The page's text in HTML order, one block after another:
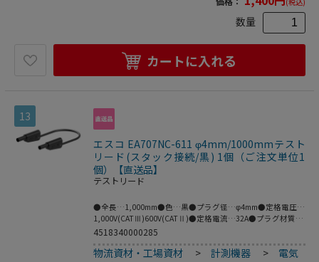
保守メンテナンス用途等に需要があります。●梱包サイ
数量
カートに入れる
13
エスコ EA707NC-611 φ4mm/1000mmテスト
リード(スタック接続/黒) 1個（ご注文単位1
個）【直送品】
テストリード
●全長…1,000mm●色…黒●プラグ径…φ4mm●定格電圧…
1,000V(CATⅢ)600V(CATⅡ)●定格電流…32A●プラグ材質…
金●ケーブル材質…PVC●フレキシブルなケーブルの両端に
MULTILAMプラグ付きテストリード。●※プラグとソケット
4518340000285
物流資材・工場資材 >計測機器 > 電気